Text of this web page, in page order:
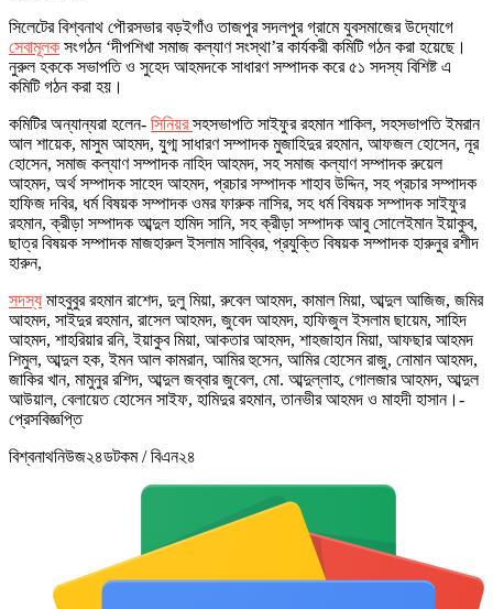
সিলেটের বিশ্বনাথ পৌরসভার বড়ইগাঁও তাজপুর সদলপুর গ্রামে যুবসমাজের উদ্যোগে
সেবামূলক সংগঠন ‘দীপশিখা সমাজ কল্যাণ সংস্থা’র কার্যকরী কমিটি গঠন করা হয়েছে।
নুরুল হককে সভাপতি ও সুহেদ আহমদকে সাধারণ সম্পাদক করে ৫১ সদস্য বিশিষ্ট এ
কমিটি গঠন করা হয়।
কমিটির অন্যান্যরা হলেন- সিনিয়রসহসভাপতি সাইফুর রহমান শাকিল, সহসভাপতি ইমরান
আল শায়েক, মাসুম আহমদ, যুগ্ম সাধারণ সম্পাদক মুজাহিদুর রহমান, আফজল হোসেন, নূর
হোসেন, সমাজ কল্যাণ সম্পাদক নাহিদ আহমদ, সহ সমাজ কল্যাণ সম্পাদক রুয়েল
আহমদ, অর্থ সম্পাদক সাহেদ আহমদ, প্রচার সম্পাদক শাহাব উদ্দিন, সহ প্রচার সম্পাদক
হাফিজ দবির, ধর্ম বিষয়ক সম্পাদক ওমর ফারুক নাসির, সহ ধর্ম বিষয়ক সম্পাদক সাইফুর
রহমান, ক্রীড়া সম্পাদক আব্দুল হামিদ সানি, সহ ক্রীড়া সম্পাদক আবু সোলেইমান ইয়াকুব,
ছাত্র বিষয়ক সম্পাদক মাজহারুল ইসলাম সাব্বির, প্রযুক্তি বিষয়ক সম্পাদক হারুনুর রশীদ
হারুন,
সদস্য মাহবুবুর রহমান রাশেদ, দুলু মিয়া, রুবেল আহমদ, কামাল মিয়া, আব্দুল আজিজ, জমির
আহমদ, সাইদুর রহমান, রাসেল আহমদ, জুবেদ আহমদ, হাফিজুল ইসলাম ছায়েম, সাহিদ
আহমদ, শাহরিয়ার রনি, ইয়াকুব মিয়া, আকতার আহমদ, শাহজাহান মিয়া, আফছার আহমদ
শিমুল, আব্দুল হক, ইমন আল কামরান, আমির হুসেন, আমির হোসেন রাজু, নোমান আহমদ,
জাকির খান, মামুনুর রশিদ, আব্দুল জব্বার জুবেল, মো. আব্দুল্লাহ, গোলজার আহমদ, আব্দুল
আউয়াল, বেলায়েত হোসেন সাইফ, হামিদুর রহমান, তানভীর আহমদ ও মাহদী হাসান।-
প্রেসবিজ্ঞপ্তি
বিশ্বনাথনিউজ২৪ডটকম / বিএন২৪